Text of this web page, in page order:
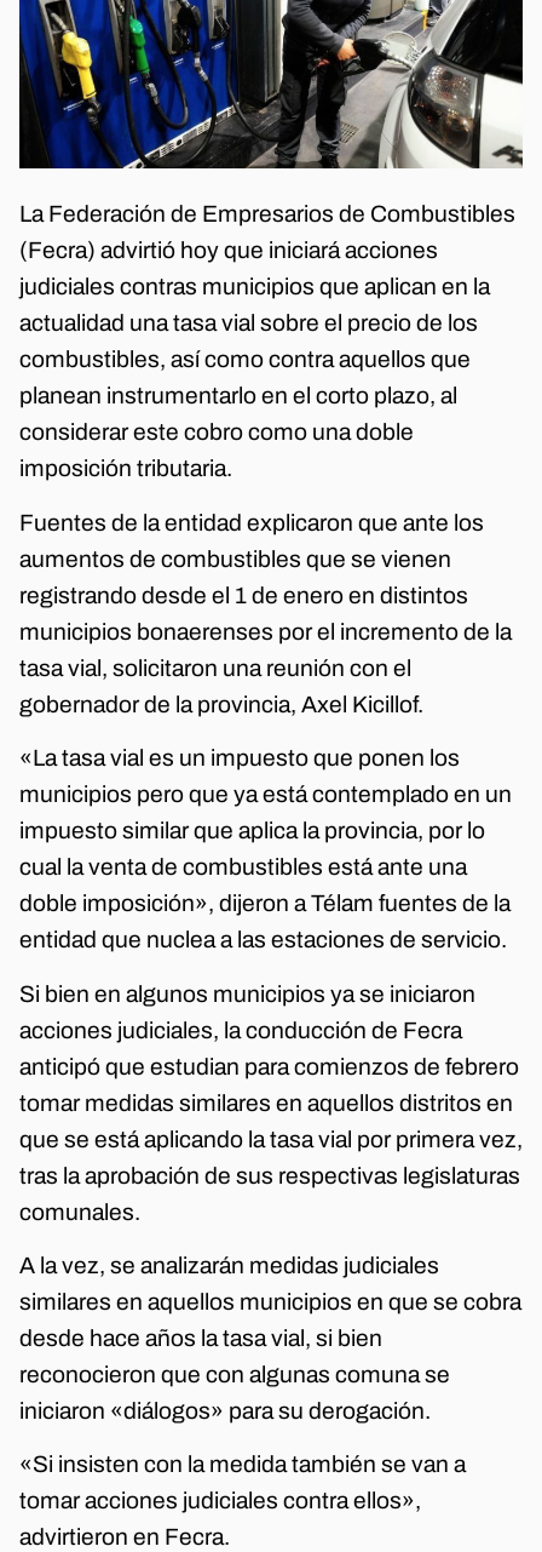
La Federación de Empresarios de Combustibles
(Fecra) advirtió hoy que iniciará acciones
judiciales contras municipios que aplican en la
actualidad una tasa vial sobre el precio de los
combustibles, así como contra aquellos que
planean instrumentarlo en el corto plazo, al
considerar este cobro como una doble
imposición tributaria.
Fuentes de la entidad explicaron que ante los
aumentos de combustibles que se vienen
registrando desde el 1 de enero en distintos
municipios bonaerenses por el incremento de la
tasa vial, solicitaron una reunión con el
gobernador de la provincia, Axel Kicillof.
«La tasa vial es un impuesto que ponen los
municipios pero que ya está contemplado en un
impuesto similar que aplica la provincia, por lo
cual la venta de combustibles está ante una
doble imposición», dijeron a Télam fuentes de la
entidad que nuclea a las estaciones de servicio.
Si bien en algunos municipios ya se iniciaron
acciones judiciales, la conducción de Fecra
anticipó que estudian para comienzos de febrero
tomar medidas similares en aquellos distritos en
que se está aplicando la tasa vial por primera vez,
tras la aprobación de sus respectivas legislaturas
comunales.
A la vez, se analizarán medidas judiciales
similares en aquellos municipios en que se cobra
desde hace años la tasa vial, si bien
reconocieron que con algunas comuna se
iniciaron «diálogos» para su derogación.
«Si insisten con la medida también se van a
tomar acciones judiciales contra ellos»,
advirtieron en Fecra.